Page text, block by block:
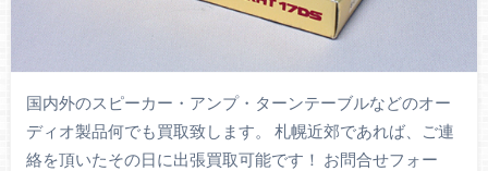
国内外のスピーカー・アンプ・ターンテーブルなどのオー
ディオ製品何でも買取致します。 札幌近郊であれば、ご連
絡を頂いたその日に出張買取可能です！ お問合せフォー